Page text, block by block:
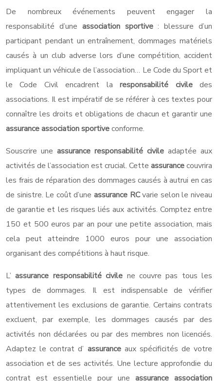
De nombreux événements peuvent engager la
responsabilité d’une association sportive: blessure d’un
participant pendant un entraînement, dommages matériels
causés à un club adverse lors d’une compétition, accident
impliquant un véhicule de l’association… Le Code du Sport et
le Code Civil encadrent laresponsabilité civiledes
associations. Il est impératif de se référer à ces textes pour
connaître les droits et obligations de chacun et garantir une
assurance association sportiveconforme.
Souscrire une assurance responsabilité civile adaptée aux
activités de l’association est crucial. Cette assurancecouvrira
les frais de réparation des dommages causés à autrui en cas
de sinistre. Le coût d’une assurance RCvarie selon le niveau
de garantie et les risques liés aux activités. Comptez entre
150 et 500 euros par an pour une petite association, mais
cela peut atteindre 1000 euros pour une association
organisant des compétitions à haut risque.
L’assurance responsabilité civile ne couvre pas tous les
types de dommages. Il est indispensable de vérifier
attentivement les exclusions de garantie. Certains contrats
excluent, par exemple, les dommages causés par des
activités non déclarées ou par des membres non licenciés.
Adaptez le contrat d’ assurance aux spécificités de votre
association et de ses activités. Une lecture approfondie du
contrat est essentielle pour une assurance association